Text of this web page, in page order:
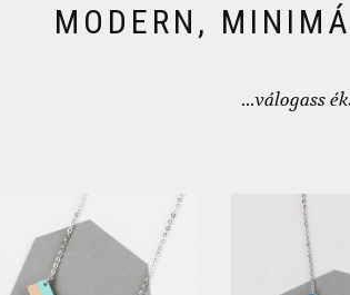
MODERN,
...válogass